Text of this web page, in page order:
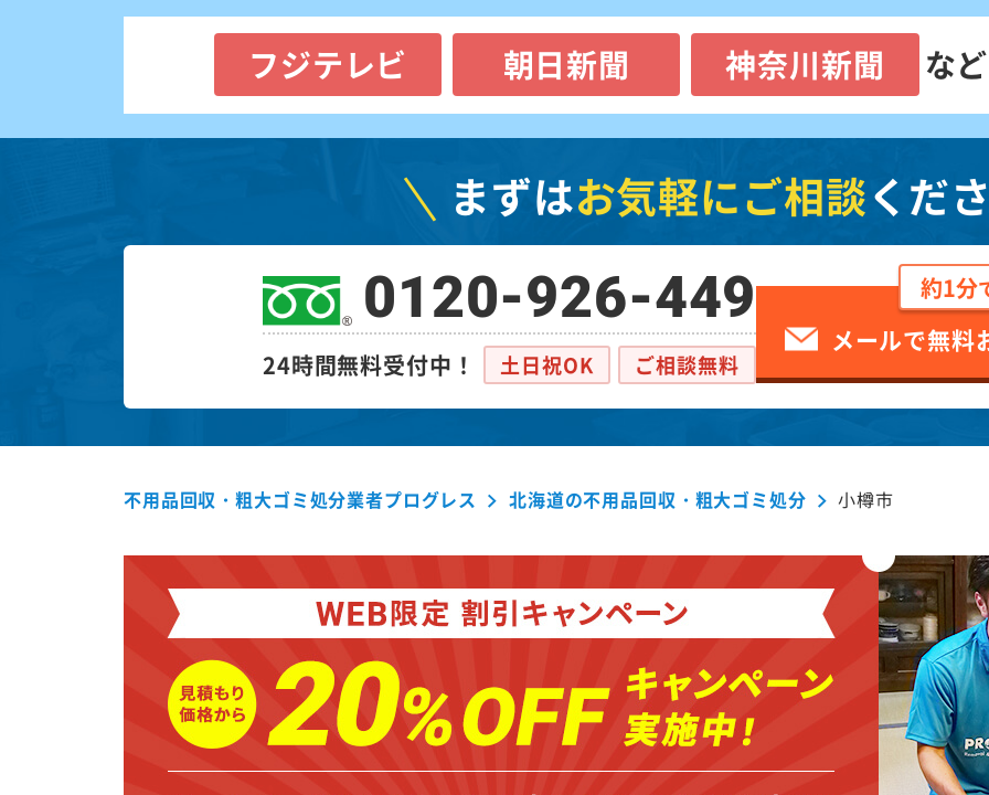
フジテレビ 朝日新聞 神奈川新聞 な
まずはお気軽にご相談くだ
0120-926-449
24時間無料受付中！ 土日祝OK ご相談無料
約1分
メールで無料
不用品回収・粗大ゴミ処分業者プログレス 北海道の不用品回収・粗大ゴミ処分 小樽市